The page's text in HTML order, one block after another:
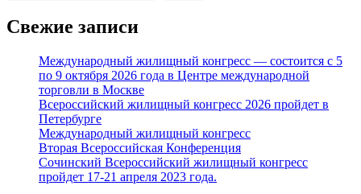
Свежие записи
Международный жилищный конгресс — состоится с 5
по 9 октября 2026 года в Центре международной
торговли в Москве
Всероссийский жилищный конгресс 2026 пройдет в
Петербурге
Международный жилищный конгресс
Вторая Всероссийская Конференция
Сочинский Всероссийский жилищный конгресс
пройдет 17-21 апреля 2023 года.